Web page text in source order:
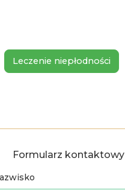
Leczenie niepłodności
Formularz kontaktowy